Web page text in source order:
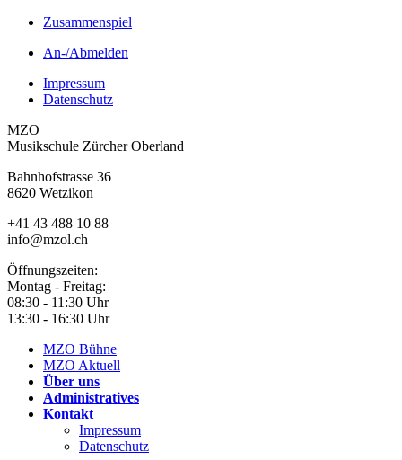
Zusammenspiel
An-/Abmelden
Impressum
Datenschutz
MZO
Musikschule Zürcher Oberland
Bahnhofstrasse 36
8620 Wetzikon
+41 43 488 10 88
info@mzol.ch
Öffnungszeiten:
Montag - Freitag:
08:30 - 11:30 Uhr
13:30 - 16:30 Uhr
MZO Bühne
MZO Aktuell
Über uns
Administratives
Kontakt
Impressum
Datenschutz